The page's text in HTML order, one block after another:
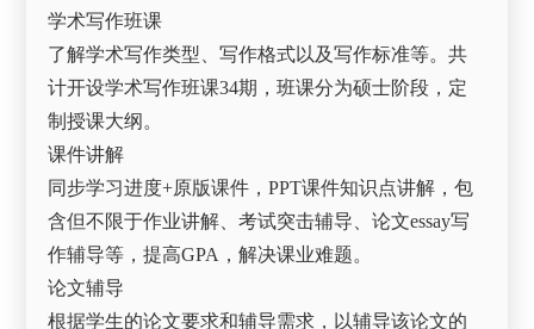
学术写作班课
了解学术写作类型、写作格式以及写作标准等。共
计开设学术写作班课34期，班课分为硕士阶段，定
制授课大纲。
课件讲解
同步学习进度+原版课件，PPT课件知识点讲解，包
含但不限于作业讲解、考试突击辅导、论文essay写
作辅导等，提高GPA，解决课业难题。
论文辅导
根据学生的论文要求和辅导需求，以辅导该论文的